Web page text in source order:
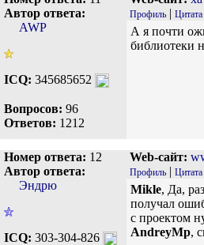
Автор ответа:
AWP
ICQ: 345685652
Вопросов: 96
Ответов: 1212
Профиль | Цитата
А я почти
библиотеки
Номер ответа: 12
Автор ответа:
Эндрю
ICQ: 303-304-826
Web-сайт:
Профиль | Цитата
Mikle, Да,
получал
с проектом
AndreyMp,